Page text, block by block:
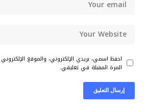
احفظ اسمي، بريدي الإلكتروني، والموقع
المرة المقبلة في تعليقي.